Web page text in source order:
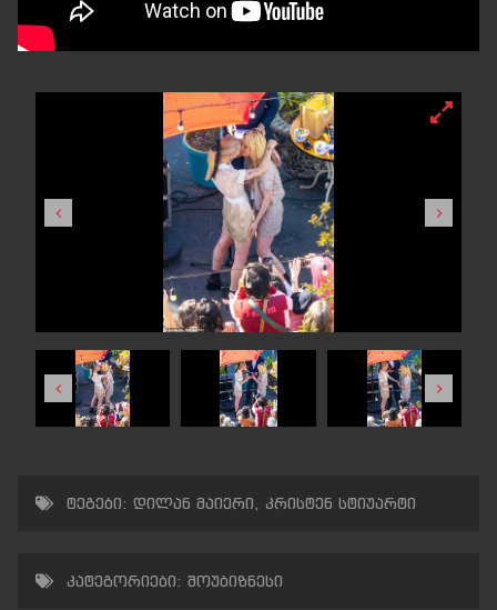
ტეგები: დილან მაიერი კრისტენ სტიუარტი
კატეგორიები: შოუბიზნესი